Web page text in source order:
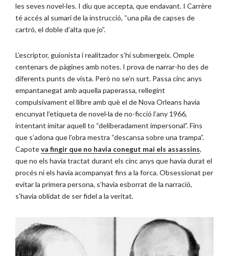
les seves novel·les. I diu que accepta, que endavant. I Carrère
té accés al sumari de la instrucció, “una pila de capses de
cartró, el doble d’alta que jo”.
L’escriptor, guionista i realitzador s’hi submergeix. Omple
centenars de pàgines amb notes. I prova de narrar-ho des de
diferents punts de vista. Però no se’n surt. Passa cinc anys
empantanegat amb aquella paperassa, rellegint
compulsivament el llibre amb què el de Nova Orleans havia
encunyat l’etiqueta de novel·la de no-ficció l’any 1966,
intentant imitar aquell to “deliberadament impersonal”. Fins
que s’adona que l’obra mestra “descansa sobre una trampa”.
Capoteva fingir que no havia conegut mai els assassins,
que no els havia tractat durant els cinc anys que havia durat el
procés ni els havia acompanyat fins a la forca. Obsessionat per
evitar la primera persona, s’havia esborrat de la narració,
s’havia oblidat de ser fidel a la veritat.